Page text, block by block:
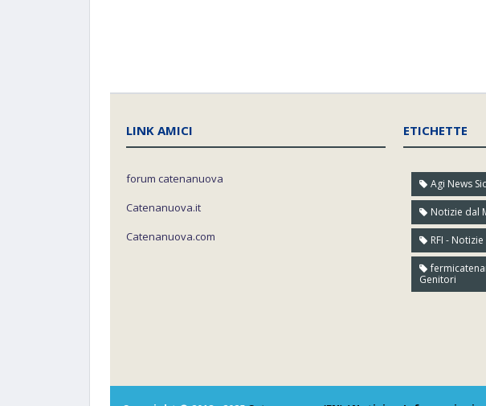
LINK AMICI
forum catenanuova
Catenanuova.it
Catenanuova.com
ETICHETTE
Agi News
Notizie dal
RFI - Notizie
Genitori